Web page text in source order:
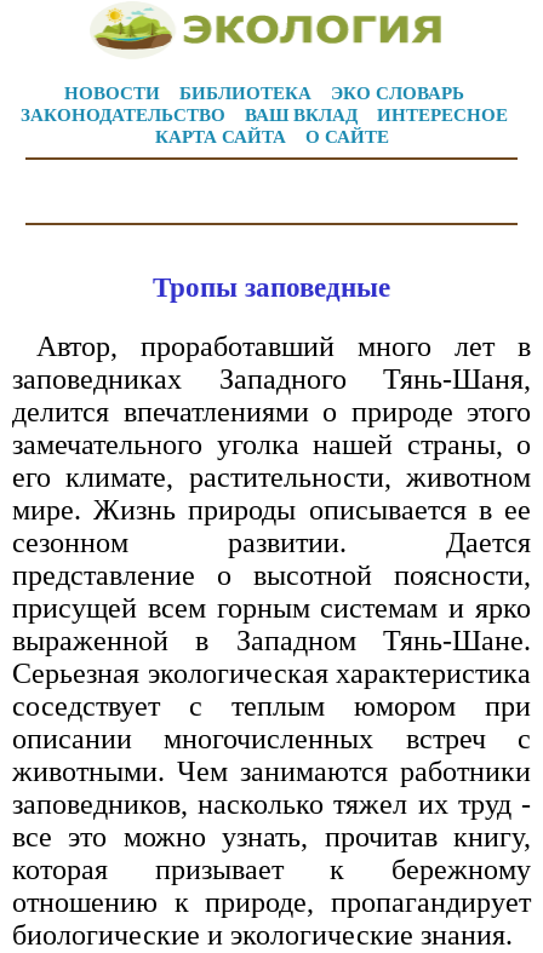
НОВОСТИ БИБЛИОТЕКА
ЭКО СЛОВАРЬ
ЗАКОНОДАТЕЛЬСТВО
ВАШ ВКЛАД
ИНТЕРЕСНОЕ
КАРТА САЙТА
О САЙТЕ
Тропы заповедные
Автор, проработавший много лет в
заповедниках Западного Тянь-Шаня,
делится впечатлениями о природе этого
замечательного уголка нашей страны, о
его климате, растительности, животном
мире. Жизнь природы описывается в ее
сезонном развитии. Дается
представление о высотной поясности,
присущей всем горным системам и ярко
выраженной в Западном Тянь-Шане.
Серьезная экологическая характеристика
соседствует с теплым юмором при
описании многочисленных встреч с
животными. Чем занимаются работники
заповедников, насколько тяжел их труд -
все это можно узнать, прочитав книгу,
которая призывает к бережному
отношению к природе, пропагандирует
биологические и экологические знания.